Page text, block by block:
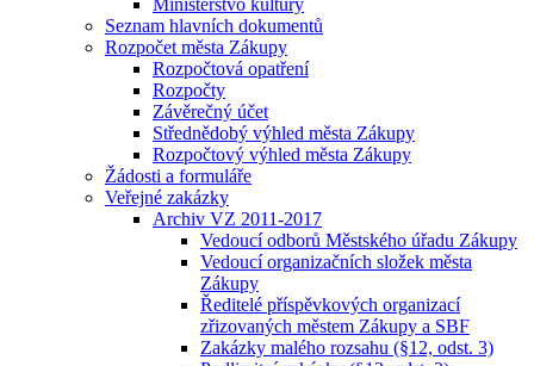
Ministerstvo kultury
Seznam hlavních dokumentů
Rozpočet města Zákupy
Rozpočtová opatření
Rozpočty
Závěrečný účet
Střednědobý výhled města Zákupy
Rozpočtový výhled města Zákupy
Žádosti a formuláře
Veřejné zakázky
Archiv VZ 2011-2017
Vedoucí odborů Městského úřadu Zákupy
Vedoucí organizačních složek města
Zákupy
Ředitelé příspěvkových organizací
zřizovaných městem Zákupy a SBF
Zakázky malého rozsahu (§12, odst. 3)